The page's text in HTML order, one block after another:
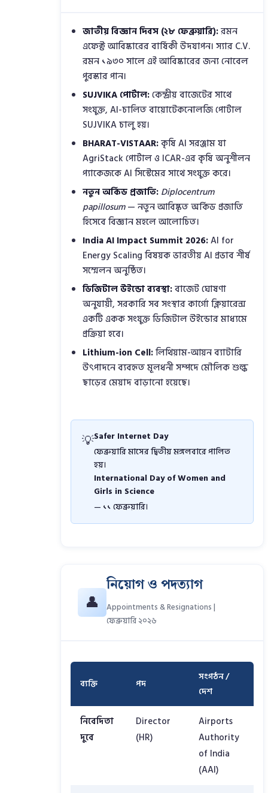
জাতীয় বিজ্ঞান দিবস (২৮ ফেব্রুয়ারি):রমন
এফেক্ট আবিষ্কারের বার্ষিকী উদযাপন। স্যার C.V.
রমন ১৯৩০ সালে এই আবিষ্কারের জন্য নোবেল
পুরস্কার পান।
SUJVIKA পোর্টাল:কেন্দ্রীয় বাজেটের সাথে
সংযুক্ত, AI-চালিত বায়োটেকনোলজি পোর্টাল
SUJVIKA চালু হয়।
BHARAT-VISTAAR:কৃষি AI সরঞ্জাম যা
AgriStack পোর্টাল ও ICAR-এর কৃষি অনুশীলন
প্যাকেজকে AI সিস্টেমের সাথে সংযুক্ত করে।
নতুন অর্কিড প্রজাতি: Diplocentrum
papillosum— নতুন আবিষ্কৃত অর্কিড প্রজাতি
হিসেবে বিজ্ঞান মহলে আলোচিত।
India AI Impact Summit 2026:AI for
Energy Scaling বিষয়ক ভারতীয় AI প্রভাব শীর্ষ
সম্মেলন অনুষ্ঠিত।
ডিজিটাল উইন্ডো ব্যবস্থা:বাজেট ঘোষণা
অনুযায়ী, সরকারি সব সংস্থার কার্গো ক্লিয়ারেন্স
একটি একক সংযুক্ত ডিজিটাল উইন্ডোর মাধ্যমে
প্রক্রিয়া হবে।
Lithium-ion Cell:লিথিয়াম-আয়ন ব্যাটারি
উৎপাদনে ব্যবহৃত মূলধনী সম্পদে মৌলিক শুল্ক
ছাড়ের মেয়াদ বাড়ানো হয়েছে।
💡Safer Internet Day
ফেব্রুয়ারি মাসের দ্বিতীয় মঙ্গলবারে পালিত
হয়।
International Day of Women and
Girls in Science
— ১১ ফেব্রুয়ারি।
👤
নিয়োগ ও পদত্যাগ
Appointments & Resignations |
ফেব্রুয়ারি ২০২৬
ব্যক্তি পদ
সংগঠন /
দেশ
নিবেদিতা
দুবে
Director
(HR)
Airports
Authority
of India
(AAI)